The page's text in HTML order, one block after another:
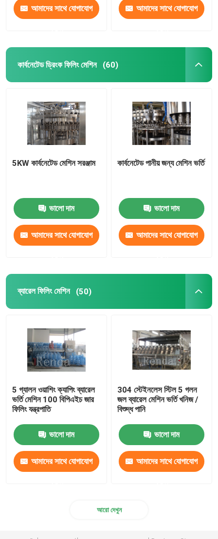
আমাদের সাথে যোগাযোগ আমাদের সাথে যোগাযোগ
কার্বনেটেড ড্রিংক ফিলিং মেশিন (60)
5KW কার্বনেটেড মেশিন সরঞ্জাম
ভালো দাম
আমাদের সাথে যোগাযোগ
কার্বনেটেড পানীয় জন্য মেশিন ভর্তি
ভালো দাম
আমাদের সাথে যোগাযোগ
ব্যারেল ফিলিং মেশিন (50)
5 গ্যালন ওয়াশিং ক্যাপিং ব্যারেল
ভর্তি মেশিন 100 বিপিএইচ জার
ফিলিং যন্ত্রপাতি
ভালো দাম
আমাদের সাথে যোগাযোগ
304 স্টেইনলেস স্টিল 5 গলন
জল ব্যারেল মেশিন ভর্তি খনিজ /
বিশুদ্ধ পানি
ভালো দাম
আমাদের সাথে যোগাযোগ
আরো দেখুন